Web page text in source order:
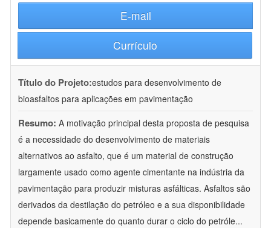
E-mail
Currículo
Título do Projeto:estudos para desenvolvimento de
bioasfaltos para aplicações em pavimentação
Resumo: A motivação principal desta proposta de pesquisa
é a necessidade do desenvolvimento de materiais
alternativos ao asfalto, que é um material de construção
largamente usado como agente cimentante na indústria da
pavimentação para produzir misturas asfálticas. Asfaltos são
derivados da destilação do petróleo e a sua disponibilidade
depende basicamente do quanto durar o ciclo do petróle...